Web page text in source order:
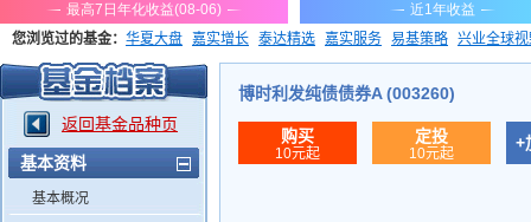
您浏览过的基金： 华夏大盘 嘉实增长 泰达精选 嘉实服务 易基策略 兴业全球
添富优势 华安宏利 上证180价值ETF
返回基金品种页
基本资料
基本概况
博时利发纯债债券A (003260)
购买
10元起
定投
10元起
+